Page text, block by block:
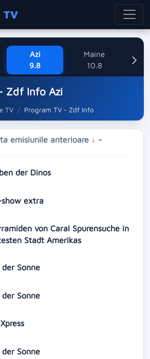
TV
Azi
9.8
Maine
10.8
Zdf Info Azi
TV Program TV - Zdf Info
emisiunile anterioare ↓ -
der Dinos
extra
von Caral Spurensuche in
Stadt Amerikas
der Sonne
der Sonne
der Sonne